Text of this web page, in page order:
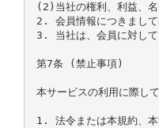
(2)当社の権利、利益、
2. 会員情報につきまして
3. 当社は、会員に対して
第7条 (禁止事項)
本サービスの利用に際し
1. 法令または本規約、本